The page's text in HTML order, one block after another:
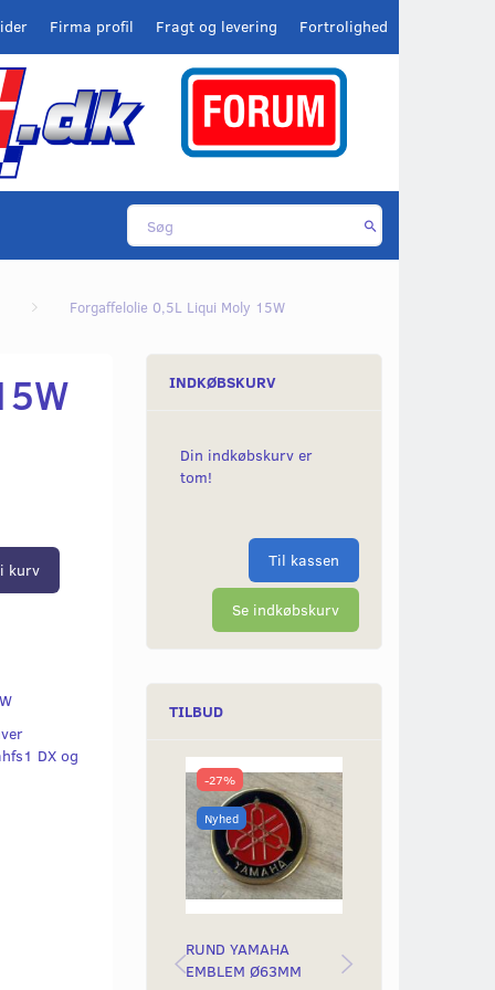
Fortrolighed
Fragt og levering
Firma profil
Forgaffelolie 0,5L Liqui Moly 15W
kurv
DX og
INDKØBSKURV
Din indkøbskurv er
tom!
Til kassen
Se indkøbskurv
TILBUD
-27%
Nyhed
RUND YAMAHA
EMBLEM Ø63MM